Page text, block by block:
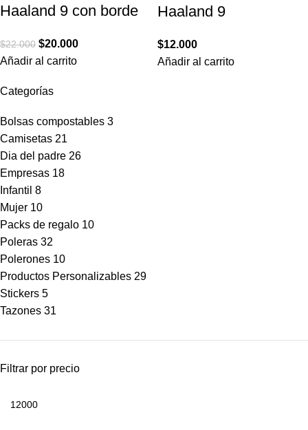
Categorías
Bolsas compostables 3
Camisetas 21
Dia del padre 26
Empresas 18
Infantil 8
Mujer 10
Packs de regalo 10
Poleras 32
Polerones 10
Productos Personalizables 29
Stickers 5
Tazones 31
Filtrar por precio
Haaland 9 con borde
$22.000 $20.000
Añadir al carrito
Haaland 9
$12.000
Añadir al carrito